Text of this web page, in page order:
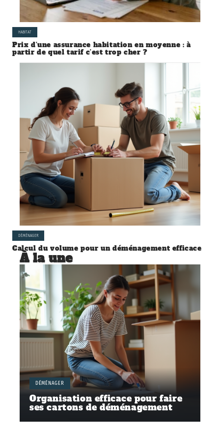
HABITAT
Prix d’une assurance habitation en moyenne : à
partir de quel tarif c’est trop cher ?
DÉMÉNAGER
Calcul du volume pour un déménagement efficace
À la une
DÉMÉNAGER
Organisation efficace pour faire
ses cartons de déménagement